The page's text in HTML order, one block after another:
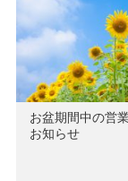
お盆期間中の営
お知らせ